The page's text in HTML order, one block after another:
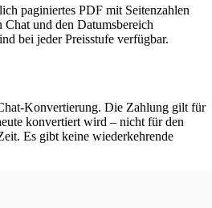
paginiertes PDF mit Seitenzahlen
und den Datumsbereich
bei jeder Preisstufe verfügbar.
Konvertierung. Die Zahlung gilt für
konvertiert wird – nicht für den
Es gibt keine wiederkehrende